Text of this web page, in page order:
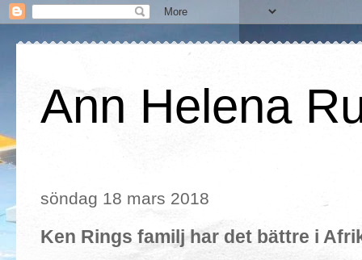
Ann Helena
söndag 18 mars 2018
Ken Rings familj har det bättre i